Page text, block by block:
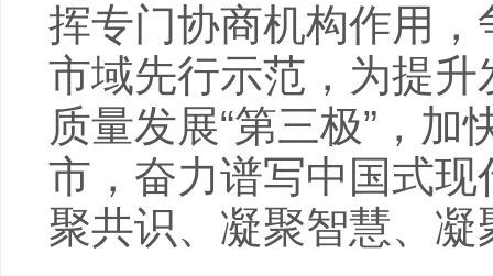
挥专门协商机构作用
市域先行示范，为提
质量发展“第三极”，
市，奋力谱写中国式
聚共识、凝聚智慧、凝